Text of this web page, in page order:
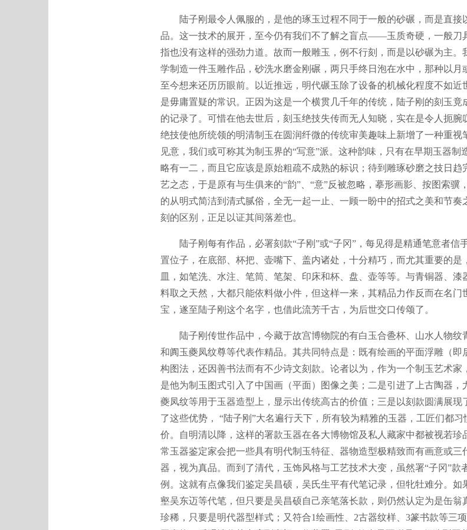
陆子刚最令人佩服的，是他的琢玉过程不同于一般的砂碾，而是直接
品。这一技术的展开，至今仍有我们不了解之盲点——玉质奇硬，一般刀
指也没有这样的强劲力道。故而一般雕玉，例不行刻，而是以砂碾为主。
学制造一件玉雕作品，砂洗水磨金刚碾，两只手终日泡在水中，那种以月
至今想来还历历眼前。以近推远，明代碾玉除了设备的机械化程度不如
是毋庸置疑的常识。正因为这是一个横贯几千年的传统，陆子刚的刻玉
的记录了。可惜在他去世后，刻玉绝技失传而无人知晓，实在是令人扼
绝技使他所统领的明清制玉在圆润纤微的传统审美趣味上新增了一种重
见意，我们或可称其为制玉界的“写意”派。这种韵味，只有在早期玉器
略有一二，而且它应该是原始粗疏不成熟的标识；待到雕琢砂磨之技日
艺之态，于是原有与生俱来的“韵”、“意”反被忽略，摹形画影、按图索骥
的从明式简洁到清式腻俗，全无一起一止、一顾一盼中的招式之美和节
刻的区别，正足以证其间落差也。
陆子刚每有作品，必署刻款“子刚”或“子冈”，每见得是精通笔意者信
置位子，在底部、杯把、壶嘴下、盖内诸处，十分精巧，而尤其重要的
皿，如笔洗、水注、笔筒、笔架、印床和杯、盘、壶等等。与青铜器、
料取之天然，大都只能依料做小件，但这样一来，其精品力作反而在名
宝，遂至陆子刚这个名字，也借此流芳千古，为后世交口传颂了。
陆子刚传世作品中，今藏于故宫博物院的有白玉合巹杯、山水人物纹
和阗玉夔凤纹尊等代表作精品。其共同特点是：既有绘画的平面浮雕（
构图法，还因善书法而有不少诗文刻款。论者以为，作为一个制玉艺术
是他为制玉图式引入了中国画（平面）图像之美；二是引进了上古陶器
夔凤纹等用于玉器造型上，显示出传统高古的价值；三是以刻款圆满展
了这些优势， “陆子刚”大名遍行天下，所有较为精雅的玉器，工匠们都习
价。自明清以降，这样的署款玉器在各大博物馆及私人藏家中都被视若
常玉器鉴定家会把一些具有明代制玉特征、器物造型极精致而有画意或三
器，视为真品。而到了清代，玉饰风格与工艺技术大变，虽然署“子冈”款
例。这就有点像我们鉴定吴昌硕，吴氏生平有代笔记录，但牝牡难分。
壑吴东迈等代笔，但只要是吴昌硕自己亲笔落长款，则仍然认定为是缶
珍稀，只要是明代器型样式；又符合1绘画性、2古器纹样、3篆书款等三